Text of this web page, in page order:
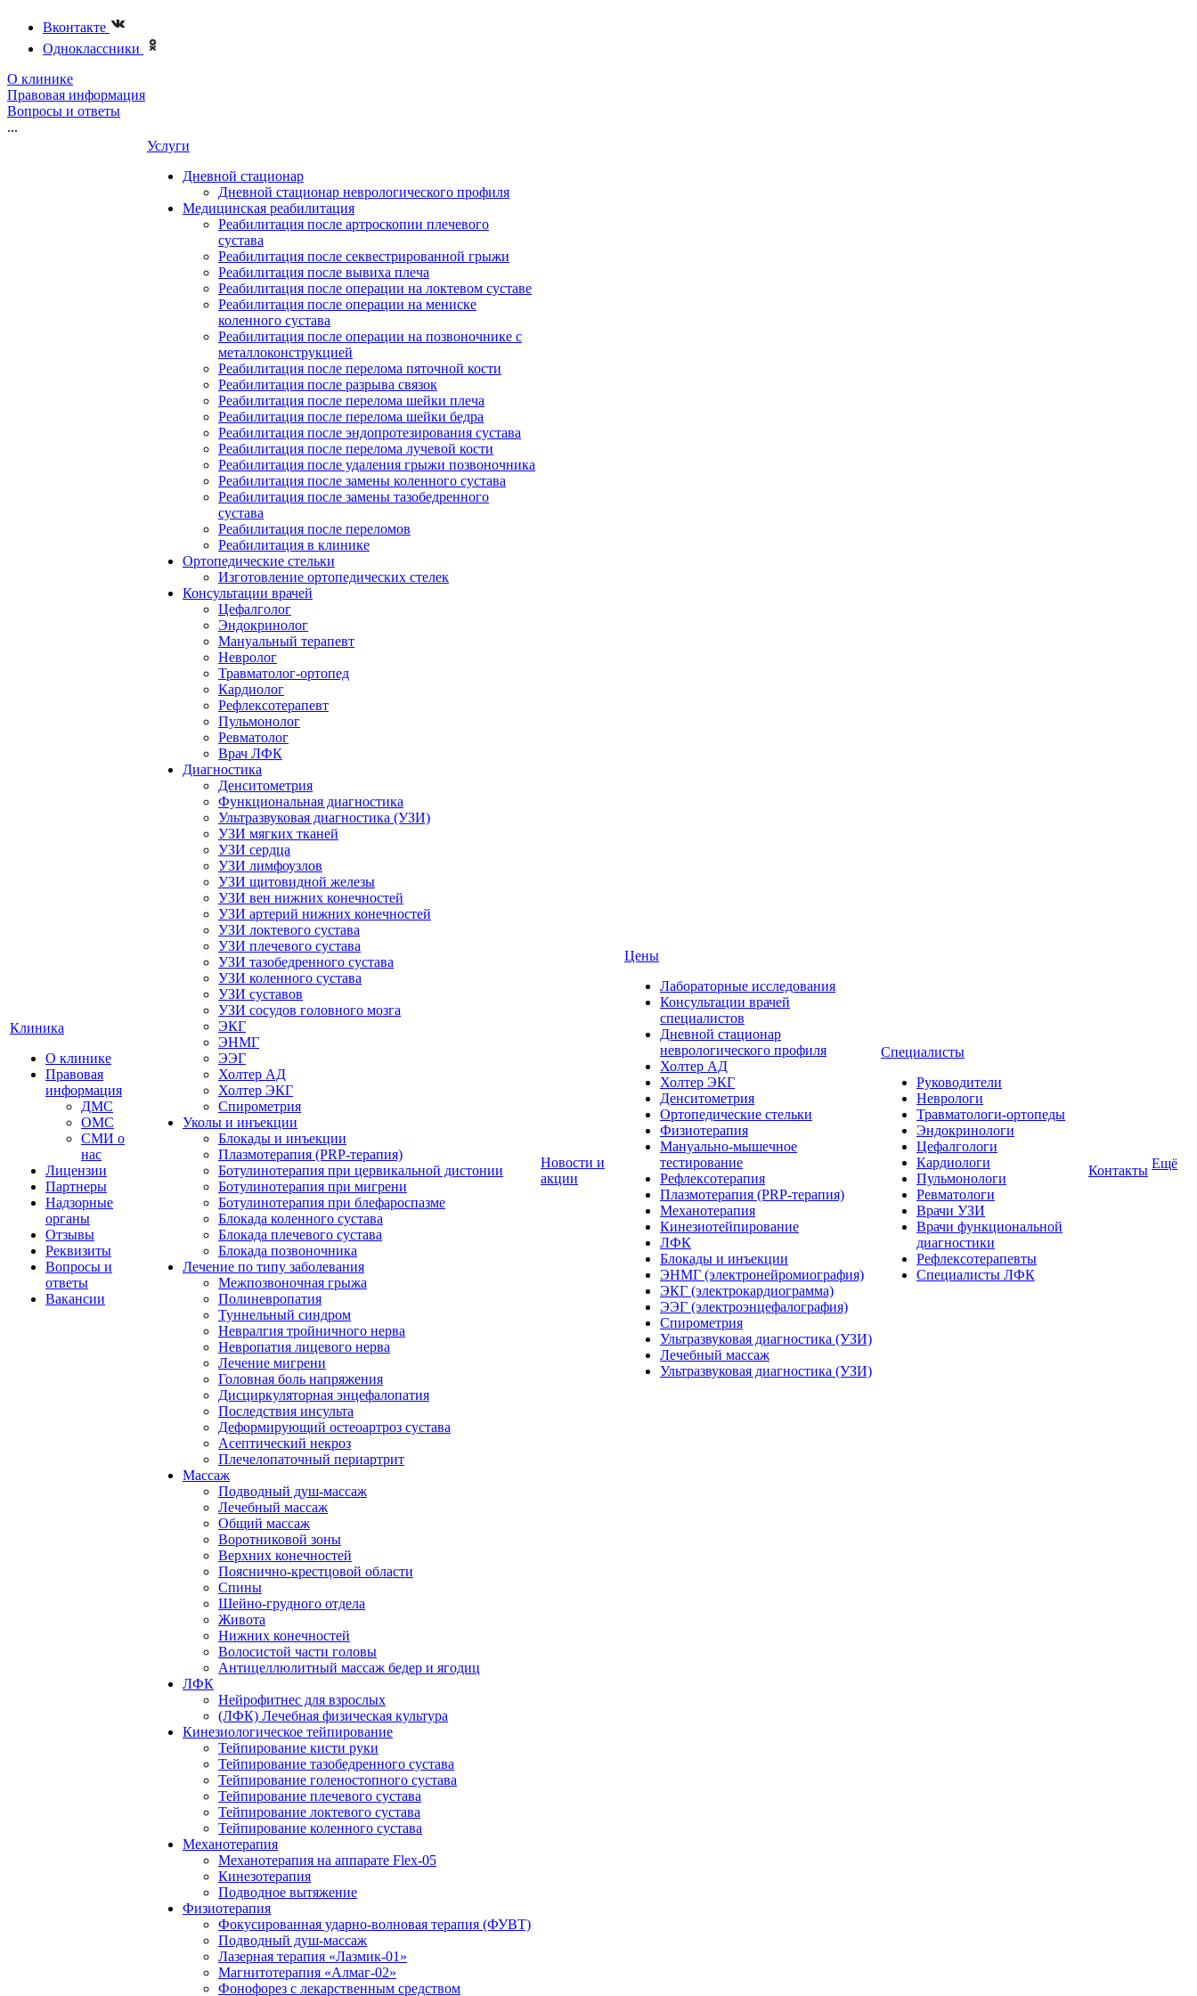
Вконтакте
Одноклассники
О клинике
Правовая информация
Вопросы и ответы
...
Клиника
О клинике
Правовая
информация
ДМС
ОМС
СМИ о
нас
Лицензии
Партнеры
Надзорные
органы
Отзывы
Реквизиты
Вопросы и
ответы
Вакансии
Услуги
Дневной стационар
Дневной стационар неврологического профиля
Медицинская реабилитация
Реабилитация после артроскопии плечевого
сустава
Реабилитация после секвестрированной грыжи
Реабилитация после вывиха плеча
Реабилитация после операции на локтевом суставе
Реабилитация после операции на мениске
коленного сустава
Реабилитация после операции на позвоночнике с
металлоконструкцией
Реабилитация после перелома пяточной кости
Реабилитация после разрыва связок
Реабилитация после перелома шейки плеча
Реабилитация после перелома шейки бедра
Реабилитация после эндопротезирования сустава
Реабилитация после перелома лучевой кости
Реабилитация после удаления грыжи позвоночника
Реабилитация после замены коленного сустава
Реабилитация после замены тазобедренного
сустава
Реабилитация после переломов
Реабилитация в клинике
Ортопедические стельки
Изготовление ортопедических стелек
Консультации врачей
Цефалголог
Эндокринолог
Мануальный терапевт
Невролог
Травматолог-ортопед
Кардиолог
Рефлексотерапевт
Пульмонолог
Ревматолог
Врач ЛФК
Диагностика
Денситометрия
Функциональная диагностика
Ультразвуковая диагностика (УЗИ)
УЗИ мягких тканей
УЗИ сердца
УЗИ лимфоузлов
УЗИ щитовидной железы
УЗИ вен нижних конечностей
УЗИ артерий нижних конечностей
УЗИ локтевого сустава
УЗИ плечевого сустава
УЗИ тазобедренного сустава
УЗИ коленного сустава
УЗИ суставов
УЗИ сосудов головного мозга
ЭКГ
ЭНМГ
ЭЭГ
Холтер АД
Холтер ЭКГ
Спирометрия
Уколы и инъекции
Блокады и инъекции
Плазмотерапия (PRP-терапия)
Ботулинотерапия при цервикальной дистонии
Ботулинотерапия при мигрени
Ботулинотерапия при блефароспазме
Блокада коленного сустава
Блокада плечевого сустава
Блокада позвоночника
Лечение по типу заболевания
Межпозвоночная грыжа
Полиневропатия
Туннельный синдром
Невралгия тройничного нерва
Невропатия лицевого нерва
Лечение мигрени
Головная боль напряжения
Дисциркуляторная энцефалопатия
Последствия инсульта
Деформирующий остеоартроз сустава
Асептический некроз
Плечелопаточный периартрит
Массаж
Подводный душ-массаж
Лечебный массаж
Общий массаж
Воротниковой зоны
Верхних конечностей
Пояснично-крестцовой области
Спины
Шейно-грудного отдела
Живота
Нижних конечностей
Волосистой части головы
Антицеллюлитный массаж бедер и ягодиц
ЛФК
Нейрофитнес для взрослых
(ЛФК) Лечебная физическая культура
Кинезиологическое тейпирование
Тейпирование кисти руки
Тейпирование тазобедренного сустава
Тейпирование голеностопного сустава
Тейпирование плечевого сустава
Тейпирование локтевого сустава
Тейпирование коленного сустава
Механотерапия
Механотерапия на аппарате Flex-05
Кинезотерапия
Подводное вытяжение
Физиотерапия
Фокусированная ударно-волновая терапия (ФУВТ)
Подводный душ-массаж
Лазерная терапия «Лазмик-01»
Магнитотерапия «Алмаг-02»
Фонофорез с лекарственным средством
Новости и
акции
Цены
Лабораторные исследования
Консультации врачей
специалистов
Дневной стационар
неврологического профиля
Холтер АД
Холтер ЭКГ
Денситометрия
Ортопедические стельки
Физиотерапия
Мануально-мышечное
тестирование
Рефлексотерапия
Плазмотерапия (PRP-терапия)
Механотерапия
Кинезиотейпирование
ЛФК
Блокады и инъекции
ЭНМГ (электронейромиография)
ЭКГ (электрокардиограмма)
ЭЭГ (электроэнцефалография)
Спирометрия
Ультразвуковая диагностика (УЗИ)
Лечебный массаж
Ультразвуковая диагностика (УЗИ)
Специалисты
Руководители
Неврологи
Травматологи-ортопеды
Эндокринологи
Цефалгологи
Кардиологи
Пульмонологи
Ревматологи
Врачи УЗИ
Врачи функциональной
диагностики
Рефлексотерапевты
Специалисты ЛФК
Контакты Ещё